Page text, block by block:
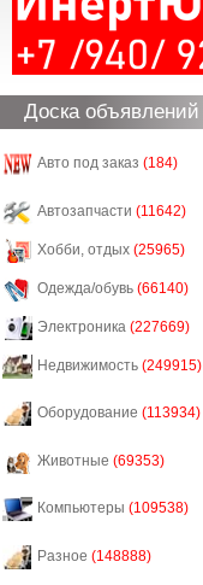
Доска объявлений
Авто под заказ (184)
Автозапчасти (11642)
Хобби, отдых (25965)
Одежда/обувь (66140)
Электроника (227669)
Недвижимость (249915)
Оборудование (113934)
Животные (69353)
Компьютеры (109538)
Разное (148888)